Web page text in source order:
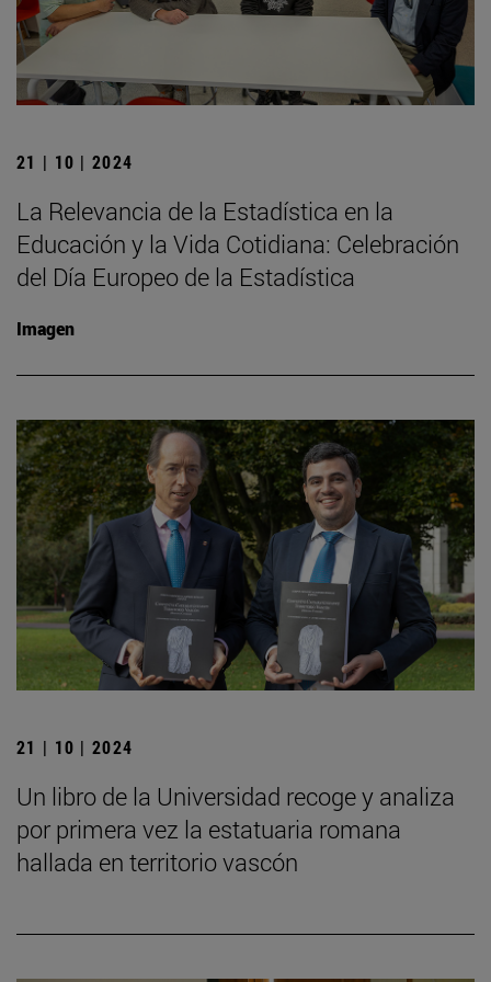
21 | 10 | 2024
La Relevancia de la Estadística en la
Educación y la Vida Cotidiana: Celebración
del Día Europeo de la Estadística
Imagen
21 | 10 | 2024
Un libro de la Universidad recoge y analiza
por primera vez la estatuaria romana
hallada en territorio vascón